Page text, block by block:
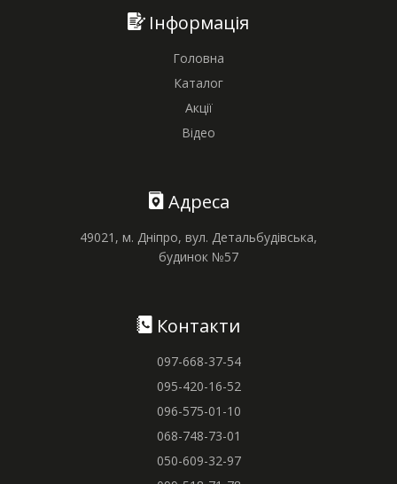
Інформація
Головна
Каталог
Акції
Відео
Адреса
49021, м. Дніпро, вул. Детальбудівська,
будинок №57
Контакти
097-668-37-54
095-420-16-52
096-575-01-10
068-748-73-01
050-609-32-97